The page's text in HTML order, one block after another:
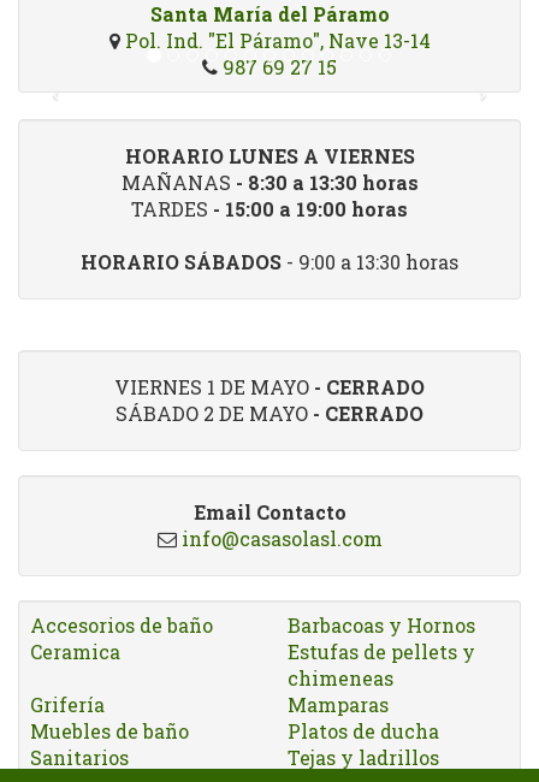
Santa María del Páramo
Pol. Ind. "El Páramo", Nave 13-14
987 69 27 15
HORARIO LUNES A VIERNES
MAÑANAS - 8:30 a 13:30 horas
TARDES - 15:00 a 19:00 horas
HORARIO SÁBADOS - 9:00 a 13:30 horas
VIERNES 1 DE MAYO - CERRADO
SÁBADO 2 DE MAYO - CERRADO
Email Contacto
info@casasolasl.com
Accesorios de baño
Barbacoas y Hornos
Ceramica
Estufas de pellets y
chimeneas
Grifería
Mamparas
Muebles de baño
Platos de ducha
Sanitarios
Tejas y ladrillos